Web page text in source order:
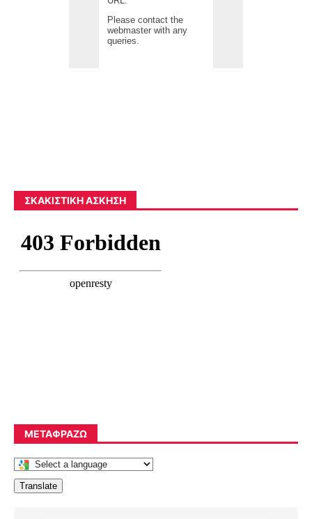
ΣΚΑΚΙΣΤΙΚΉ ΆΣΚΗΣΗ
ΜΕΤΑΦΡΆΖΩ
Translate